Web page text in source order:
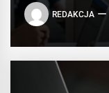
REDAKCJA